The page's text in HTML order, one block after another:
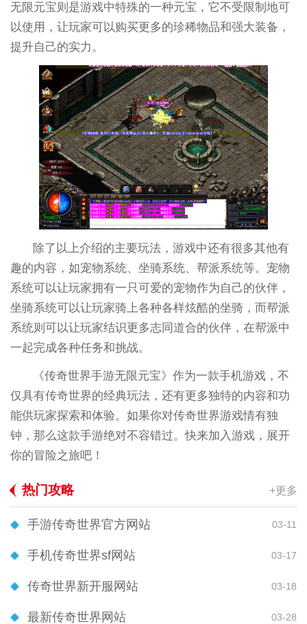
无限元宝则是游戏中特殊的一种元宝，它不受限制地可
以使用，让玩家可以购买更多的珍稀物品和强大装备，
提升自己的实力。
除了以上介绍的主要玩法，游戏中还有很多其他有
趣的内容，如宠物系统、坐骑系统、帮派系统等。宠物
系统可以让玩家拥有一只可爱的宠物作为自己的伙伴，
坐骑系统可以让玩家骑上各种各样炫酷的坐骑，而帮派
系统则可以让玩家结识更多志同道合的伙伴，在帮派中
一起完成各种任务和挑战。
《传奇世界手游无限元宝》作为一款手机游戏，不
仅具有传奇世界的经典玩法，还有更多独特的内容和功
能供玩家探索和体验。如果你对传奇世界游戏情有独
钟，那么这款手游绝对不容错过。快来加入游戏，展开
你的冒险之旅吧！
热门攻略 +更多
手游传奇世界官方网站 03-11
手机传奇世界sf网站 03-17
传奇世界新开服网站 03-18
最新传奇世界网站 03-28